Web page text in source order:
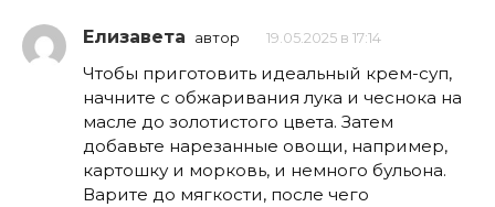
Елизавета автор 19.05.2025 в 17:14
Чтобы приготовить идеальный крем-суп,
начните с обжаривания лука и чеснока на
масле до золотистого цвета. Затем
добавьте нарезанные овощи, например,
картошку и морковь, и немного бульона.
Варите до мягкости, после чего